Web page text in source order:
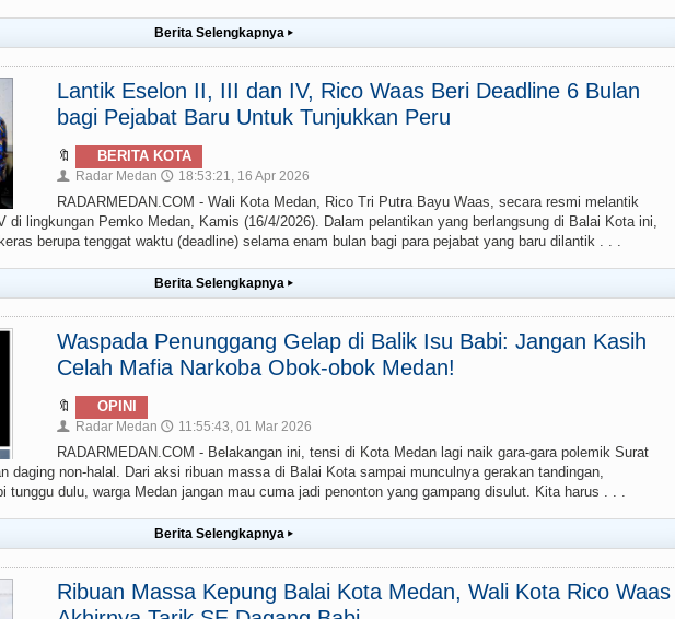
Berita Selengkapnya ▸
Lantik Eselon II, III dan IV, Rico Waas Beri Deadline 6 Bulan
bagi Pejabat Baru Untuk Tunjukkan Peru
🔖 BERITA KOTA
👤 Radar Medan 🕔 18:53:21, 16 Apr 2026
RADARMEDAN.COM - Wali Kota Medan, Rico Tri Putra Bayu Waas, secara resmi melantik
lingkungan Pemko Medan, Kamis (16/4/2026). Dalam pelantikan yang berlangsung di Balai Kota ini,
berupa tenggat waktu (deadline) selama enam bulan bagi para pejabat yang baru dilantik . . .
Berita Selengkapnya ▸
Waspada Penunggang Gelap di Balik Isu Babi: Jangan Kasih
Celah Mafia Narkoba Obok-obok Medan!
🔖 OPINI
👤 Radar Medan 🕔 11:55:43, 01 Mar 2026
RADARMEDAN.COM - Belakangan ini, tensi di Kota Medan lagi naik gara-gara polemik Surat
daging non-halal. Dari aksi ribuan massa di Balai Kota sampai munculnya gerakan tandingan,
dulu, warga Medan jangan mau cuma jadi penonton yang gampang disulut. Kita harus . . .
Berita Selengkapnya ▸
Ribuan Massa Kepung Balai Kota Medan, Wali Kota Rico Waas